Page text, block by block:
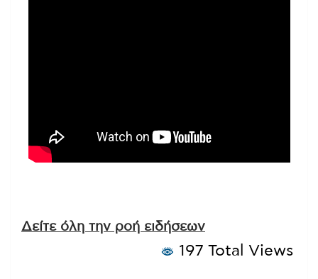
Δείτε όλη την ροή ειδήσεων
197 Total Views